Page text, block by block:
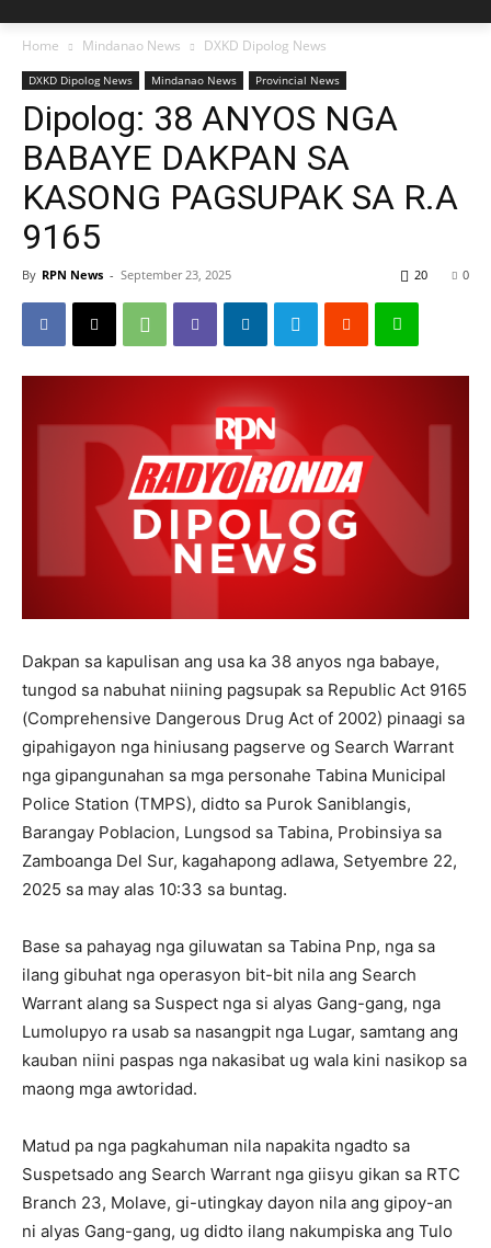
Home Mindanao News DXKD Dipolog News
DXKD Dipolog News Mindanao News Provincial News
Dipolog: 38 ANYOS NGA
BABAYE DAKPAN SA
KASONG PAGSUPAK SA R.A
9165
By RPN News - September 23, 2025 0
20
Dakpan sa kapulisan ang usa ka 38 anyos nga babaye,
tungod sa nabuhat niining pagsupak sa Republic Act 9165
(Comprehensive Dangerous Drug Act of 2002) pinaagi sa
gipahigayon nga hiniusang pagserve og Search Warrant
nga gipangunahan sa mga personahe Tabina Municipal
Police Station (TMPS), didto sa Purok Saniblangis,
Barangay Poblacion, Lungsod sa Tabina, Probinsiya sa
Zamboanga Del Sur, kagahapong adlawa, Setyembre 22,
2025 sa may alas 10:33 sa buntag.
Base sa pahayag nga giluwatan sa Tabina Pnp, nga sa
ilang gibuhat nga operasyon bit-bit nila ang Search
Warrant alang sa Suspect nga si alyas Gang-gang, nga
Lumolupyo ra usab sa nasangpit nga Lugar, samtang ang
kauban niini paspas nga nakasibat ug wala kini nasikop sa
maong mga awtoridad.
Matud pa nga pagkahuman nila napakita ngadto sa
Suspetsado ang Search Warrant nga giisyu gikan sa RTC
Branch 23, Molave, gi-utingkay dayon nila ang gipoy-an
ni alyas Gang-gang, ug didto ilang nakumpiska ang Tulo